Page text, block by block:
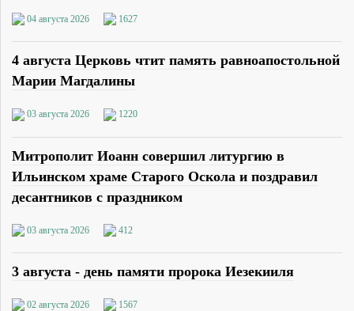
04 августа 2026 1627
4 августа Церковь чтит память равноапостольной
Марии Магдалины
03 августа 2026 1220
Митрополит Иоанн совершил литургию в
Ильинском храме Старого Оскола и поздравил
десантников с праздником
03 августа 2026 412
3 августа - день памяти пророка Иезекииля
02 августа 2026 1567